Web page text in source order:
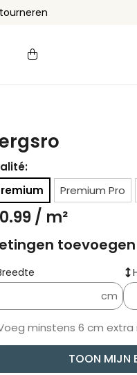
Premium Pro
/ m²
toevoegen
cm
minstens 6 cm
TOON MIJN